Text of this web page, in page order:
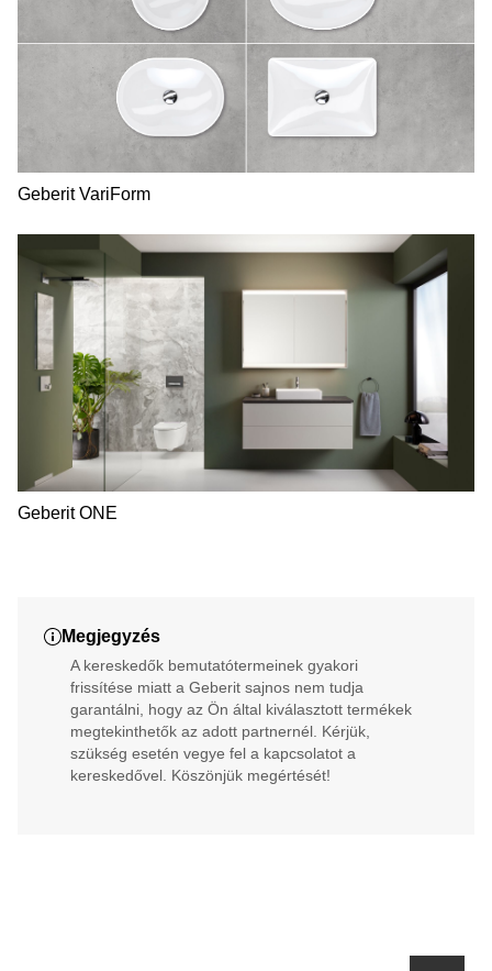
Geberit VariForm
Geberit ONE
Megjegyzés
A kereskedők bemutatótermeinek gyakori
frissítése miatt a Geberit sajnos nem tudja
garantálni, hogy az Ön által kiválasztott termékek
megtekinthetők az adott partnernél. Kérjük,
szükség esetén vegye fel a kapcsolatot a
kereskedővel. Köszönjük megértését!